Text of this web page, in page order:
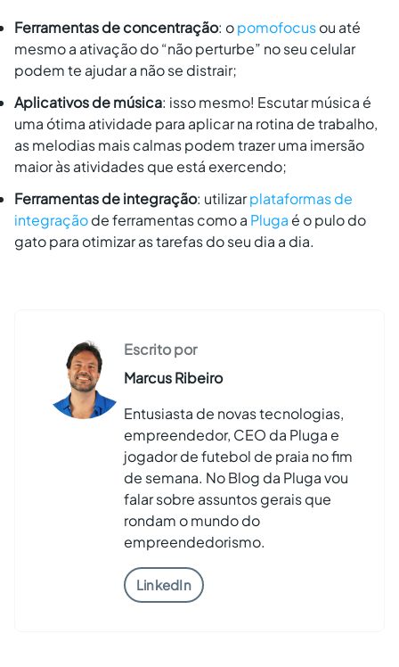
Ferramentas de concentração: opomofocusou até
mesmo a ativação do “não perturbe” no seu celular
podem te ajudar a não se distrair;
Aplicativos de música: isso mesmo! Escutar música é
uma ótima atividade para aplicar na rotina de trabalho,
as melodias mais calmas podem trazer uma imersão
maior às atividades que está exercendo;
Ferramentas de integração: utilizarplataformas de
integraçãode ferramentas como a Pluga é o pulo do
gato para otimizar as tarefas do seu dia a dia.
Escrito por
Marcus Ribeiro
Entusiasta de novas tecnologias,
empreendedor, CEO da Pluga e
jogador de futebol de praia no fim
de semana. No Blog da Pluga vou
falar sobre assuntos gerais que
rondam o mundo do
empreendedorismo.
LinkedIn